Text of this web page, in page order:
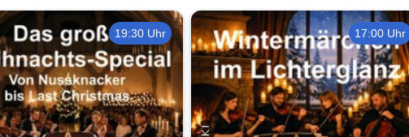
19:30 Uhr 17:00 Uhr